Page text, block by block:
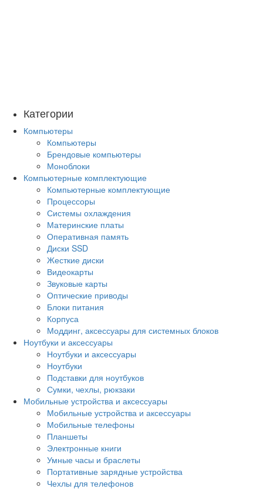
Категории
Компьютеры
Компьютеры
Брендовые компьютеры
Моноблоки
Компьютерные комплектующие
Компьютерные комплектующие
Процессоры
Системы охлаждения
Материнские платы
Оперативная память
Диски SSD
Жесткие диски
Видеокарты
Звуковые карты
Оптические приводы
Блоки питания
Корпуса
Моддинг, аксессуары для системных блоков
Ноутбуки и аксессуары
Ноутбуки и аксессуары
Ноутбуки
Подставки для ноутбуков
Сумки, чехлы, рюкзаки
Мобильные устройства и аксессуары
Мобильные устройства и аксессуары
Мобильные телефоны
Планшеты
Электронные книги
Умные часы и браслеты
Портативные зарядные устройства
Чехлы для телефонов